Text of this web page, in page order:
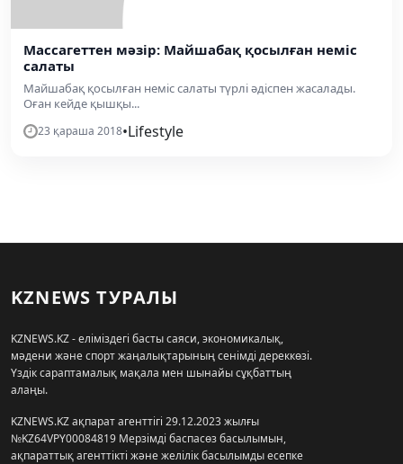
Массагеттен мәзір: Майшабақ қосылған неміс
салаты
Майшабақ қосылған неміс салаты түрлі әдіспен жасалады.
Оған кейде қышқы...
23 қараша 2018•Lifestyle
KZNEWS ТУРАЛЫ
KZNEWS.KZ - еліміздегі басты саяси, экономикалық,
мәдени және спорт жаңалықтарының сенімді дереккөзі.
Үздік сараптамалық мақала мен шынайы сұқбаттың
алаңы.
KZNEWS.KZ ақпарат агенттігі 29.12.2023 жылғы
№KZ64VPY00084819 Мерзімді баспасөз басылымын,
ақпараттық агенттікті және желілік басылымды есепке